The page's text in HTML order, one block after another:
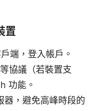
置
端，登入帳戶。
協議（若裝置支
功能。
器，避免高峰時段的